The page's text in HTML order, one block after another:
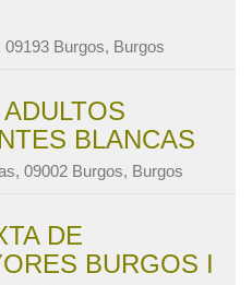
Burgos, Burgos
BLANCAS
09002 Burgos, Burgos
DE
BURGOS I